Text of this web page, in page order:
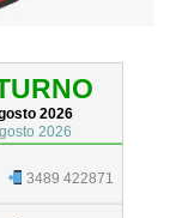
2026
2026
3489 422871